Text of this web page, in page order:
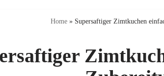
Home » Supersaftiger Zimtkuchen